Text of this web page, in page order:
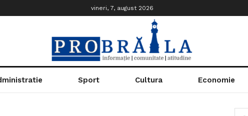
vineri, 7, august 2026
Sport Cultura Economie